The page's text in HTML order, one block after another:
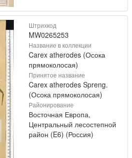
Штрихкод
MW0265253
Название в коллекции
Carex atherodes (Осока
прямоколосая)
Принятое название
Carex atherodes Spreng.
(Осока прямоколосая)
Районирование
Восточная Европа,
Центральный лесостепной
район (E6) (Россия)